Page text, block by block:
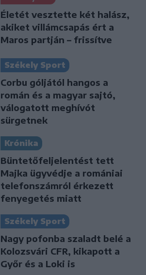
Életét vesztette két halász,
akiket villámcsapás ért a
Maros partján – frissítve
Székely Sport
Corbu góljától hangos a
román és a magyar sajtó,
válogatott meghívót
sürgetnek
Krónika
Büntetőfeljelentést tett
Majka ügyvédje a romániai
telefonszámról érkezett
fenyegetés miatt
Székely Sport
Nagy pofonba szaladt belé a
Kolozsvári CFR, kikapott a
Győr és a Loki is